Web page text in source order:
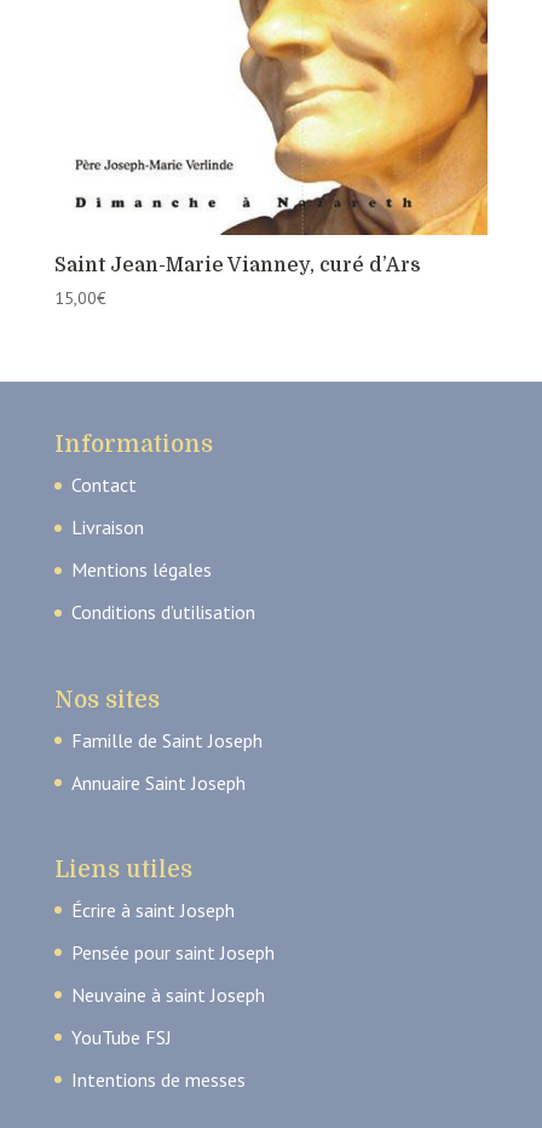
Saint Jean-Marie Vianney, curé d’Ars
15,00€
Informations
Contact
Livraison
Mentions légales
Conditions d’utilisation
Nos sites
Famille de Saint Joseph
Annuaire Saint Joseph
Liens utiles
Écrire à saint Joseph
Pensée pour saint Joseph
Neuvaine à saint Joseph
YouTube FSJ
Intentions de messes